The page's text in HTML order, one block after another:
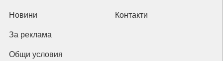
Новини Контакти
За реклама
Общи условия